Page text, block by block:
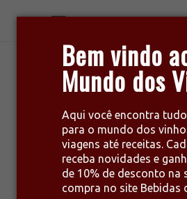
Bem vindo
Mundo dos
Aqui você encontra
para o mundo dos
viagens até receitas.
receba novidades e
de 10% de desconto na
compra no site Bebidas
harmonize seu estilo